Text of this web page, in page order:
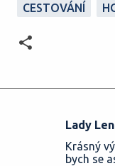
CESTOVÁNÍ
Lady
Krásný
bych se